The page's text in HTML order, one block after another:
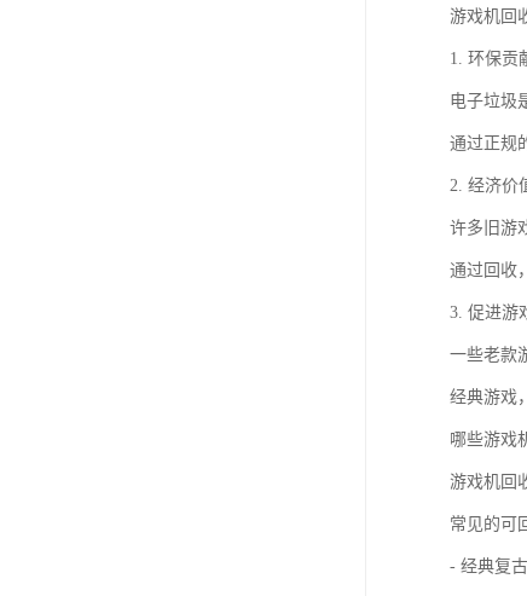
游戏机回
1. 环保贡
电子垃圾
通过正规
2. 经济价
许多旧游
通过回收
3. 促进游
一些老款
经典游戏
哪些游戏
游戏机回
常见的可
- 经典复